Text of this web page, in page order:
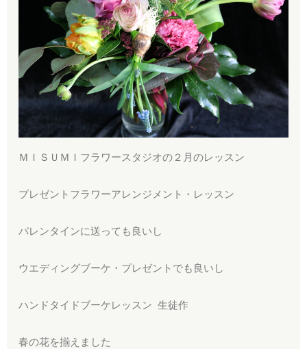
ＭＩＳＵＭＩフラワースタジオの２月のレッスン
​プレゼントフラワーアレンジメント・レッスン
​バレンタインに送っても良いし
​ウエディングブーケ・プレゼントでも良いし
​ハンドタイドブーケレッスン 生徒作
​春の花を揃えました